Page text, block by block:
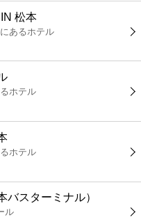
松本
あるホテル
ホテル
ホテル
バスターミナル）
ル